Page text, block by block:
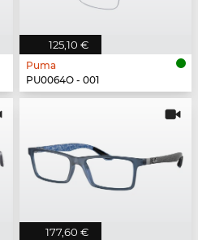
125,10 €
Puma
PU0064O - 001
177,60 €